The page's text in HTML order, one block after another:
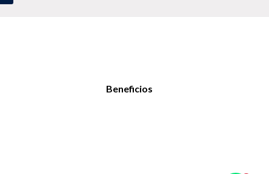
Beneficios